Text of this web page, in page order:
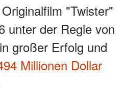
"Twister"
unter der Regie von
großer Erfolg und
Millionen Dollar